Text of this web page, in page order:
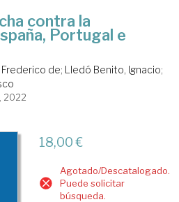
contra la
Portugal e
de; Lledó Benito, Ignacio;
2022
18,00 €
Agotado/Descatalogado.
Puede solicitar
búsqueda.